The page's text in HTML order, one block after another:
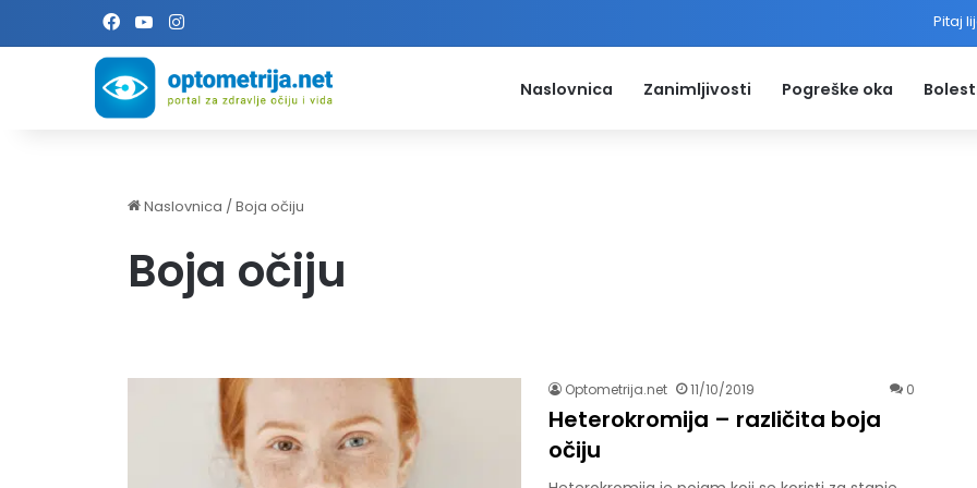
Facebook
YouTube Pitaj
Naslovnica Zanimljivosti Pogreške oka
Naslovnica /Boja očiju
Boja očiju
Optometrija.net 11/10/2019 0
Heterokromija – različita boja
očiju